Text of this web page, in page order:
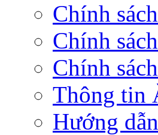
Chính
Chính
Chính
Thông tin
Hướng